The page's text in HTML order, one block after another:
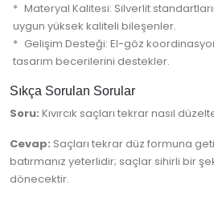
Materyal Kalitesi: Silverlit
uygun yüksek kaliteli bileşenler.
Gelişim Desteği: El-göz
tasarım becerilerini destekler.
Sıkça Sorulan Sorular
Soru: Kıvırcık saçları tekrar nasıl
Cevap: Saçları tekrar düz formuna
batırmanız yeterlidir; saçlar sihirli bir
dönecektir.